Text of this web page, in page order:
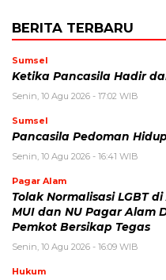
BERITA TERBARU
Sumsel
Ketika Pancasila Hadir
Senin, 10 Agu 2026 - 17:02 WIB
Sumsel
Pancasila Pedoman
Senin, 10 Agu 2026 - 16:41 WIB
Pagar Alam
Tolak Normalisasi LGBT
MUI dan NU Pagar Alam
Pemkot Bersikap Tegas
Senin, 10 Agu 2026 - 16:09 WIB
Hukum